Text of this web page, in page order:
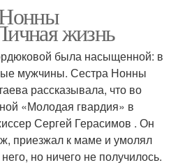
жизнь
была насыщенной: в
мужчины. Сестра Нонны
рассказывала, что во
«Молодая гвардия» в
Сергей Герасимов . Он
приезжал к маме и умолял
но ничего не получилось.